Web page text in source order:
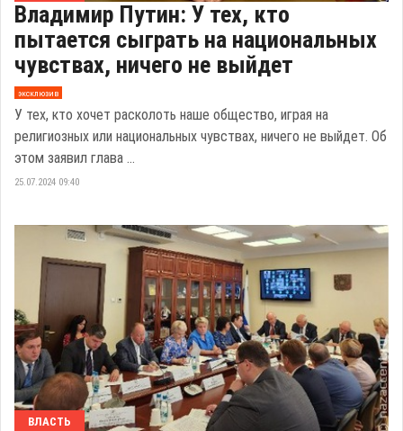
Владимир Путин: У тех, кто
пытается сыграть на национальных
чувствах, ничего не выйдет
эксклюзив
У тех, кто хочет расколоть наше общество, играя на
религиозных или национальных чувствах, ничего не выйдет. Об
этом заявил глава ...
25.07.2024 09:40
ВЛАСТЬ